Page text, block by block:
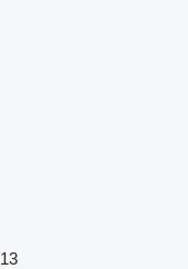
13